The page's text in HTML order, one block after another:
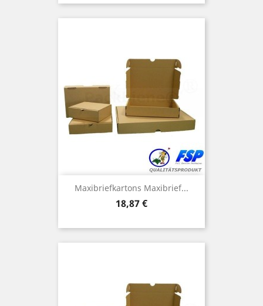
Maxibriefkartons Maxibrief...
Preis
18,87 €